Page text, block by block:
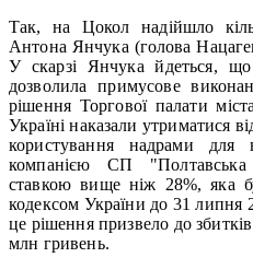
Так, на Цокол надійшло
Антона Янчука (голова
У скарзі Янчука йдеться,
дозволила примусове
рішення Торгової палати
Україні наказали утриматися
користування надрами для
компанією СП "Полтавська
ставкою вище ніж 28%, яка
кодексом України до 31
це рішення призвело до
млн гривень.